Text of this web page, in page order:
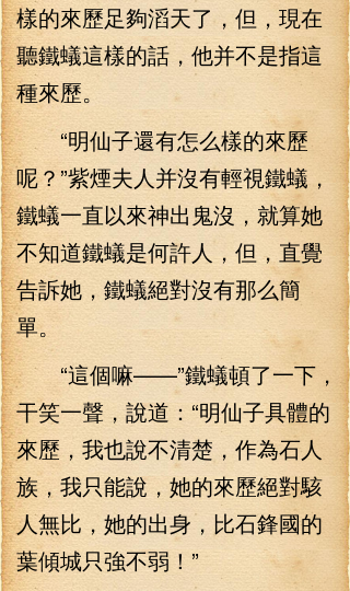
樣的來歷足夠滔天了，但，現在
聽鐵蟻這樣的話，他并不是指這
種來歷。
“明仙子還有怎么樣的來歷
呢？”紫煙夫人并沒有輕視鐵蟻，
鐵蟻一直以來神出鬼沒，就算她
不知道鐵蟻是何許人，但，直覺
告訴她，鐵蟻絕對沒有那么簡
單。
“這個嘛——”鐵蟻頓了一下，
干笑一聲，說道：“明仙子具體的
來歷，我也說不清楚，作為石人
族，我只能說，她的來歷絕對駭
人無比，她的出身，比石鋒國的
葉傾城只強不弱！”